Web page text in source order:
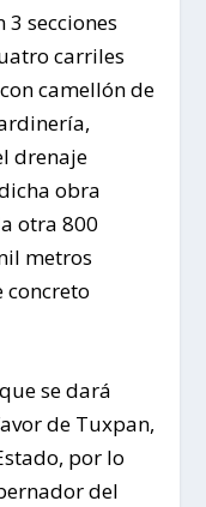
3 secciones
carriles
camellón de
drenaje
obra
otra 800
metros
concreto
se dará
de Tuxpan,
por lo
del